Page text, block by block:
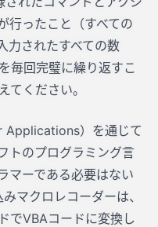
行ったこと（すべての
力されたすべての数
毎回完璧に繰り返すこ
てください。
Applications）を通じて
トのプログラミング言
マーである必要はない
マクロレコーダーは、
でVBAコードに変換し